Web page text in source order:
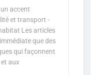
accent
et transport -
Les articles
que des
qui façonnent
aux